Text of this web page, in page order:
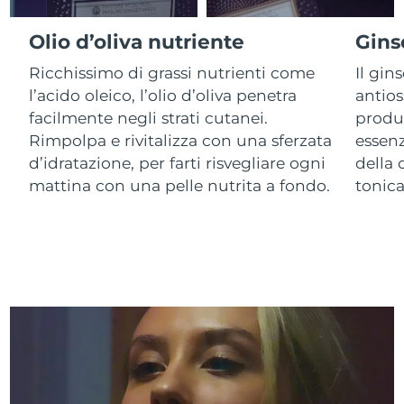
Olio d’oliva nutriente
Ricchissimo di grassi nutrienti come
l’acido oleico, l’olio d’oliva penetra
facilmente negli strati cutanei.
Rimpolpa e rivitalizza con una sferzata
d’idratazione, per farti risvegliare ogni
mattina con una pelle nutrita a fondo.
Il
della
RAS di Macao Consegna stimata 8/10/26
Malaysia Consegna stimata 8/11/26
Malta Consegna stimata 8/8/26
Messico Consegna stimata 8/12/26
Consegna stimata8/8/26
Consegna stimata